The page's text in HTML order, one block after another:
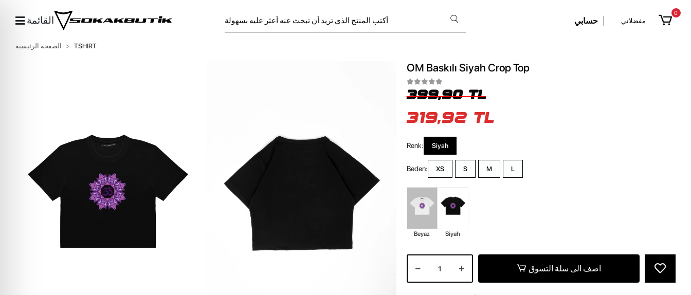
القائمة حسابي مفضلاتي
0
الصفحة الرئيسية TSHIRT
OM Baskılı Siyah Crop Top
399,90 TL
319,92 TL
Renk: Siyah
Beden: XS S M L
Beyaz Siyah
اضف الى سلة التسوق